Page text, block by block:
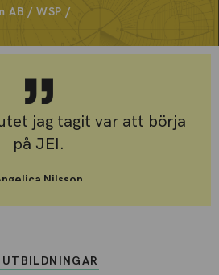
AB / WSP /
jag tagit var att börja
på JEI.
Nilsson